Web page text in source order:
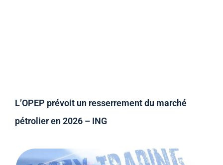
L’OPEP prévoit un resserrement du marché
pétrolier en 2026 – ING